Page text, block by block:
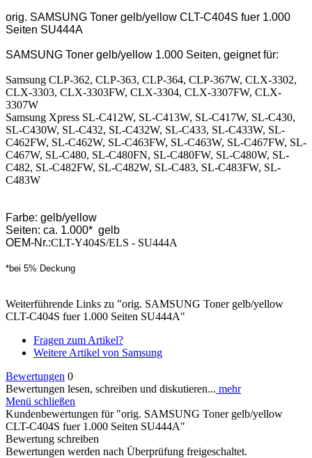
orig. SAMSUNG Toner gelb/yellow CLT-C404S fuer 1.000
Seiten SU444A
SAMSUNG Toner gelb/yellow 1.000 Seiten, geignet für:
Samsung CLP-362, CLP-363, CLP-364, CLP-367W, CLX-3302,
CLX-3303, CLX-3303FW, CLX-3304, CLX-3307FW, CLX-
3307W
Samsung Xpress SL-C412W, SL-C413W, SL-C417W, SL-C430,
SL-C430W, SL-C432, SL-C432W, SL-C433, SL-C433W, SL-
C462FW, SL-C462W, SL-C463FW, SL-C463W, SL-C467FW, SL-
C467W, SL-C480, SL-C480FN, SL-C480FW, SL-C480W, SL-
C482, SL-C482FW, SL-C482W, SL-C483, SL-C483FW, SL-
C483W
Farbe: gelb/yellow
Seiten: ca. 1.000* gelb
OEM-Nr.:CLT-Y404S/ELS - SU444A
*bei 5% Deckung
Weiterführende Links zu "orig. SAMSUNG Toner gelb/yellow
CLT-C404S fuer 1.000 Seiten SU444A"
Fragen zum Artikel?
Weitere Artikel von Samsung
Bewertungen 0
Bewertungen lesen, schreiben und diskutieren... mehr
Menü schließen
Kundenbewertungen für "orig. SAMSUNG Toner gelb/yellow
CLT-C404S fuer 1.000 Seiten SU444A"
Bewertung schreiben
Bewertungen werden nach Überprüfung freigeschaltet.